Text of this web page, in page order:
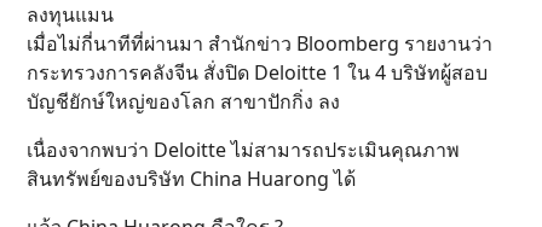
ลงทุนแมน
เมื่อไม่กี่นาทีที่ผ่านมา สำนักข่าว Bloomberg รายงานว่า
กระทรวงการคลังจีน สั่งปิด Deloitte 1 ใน 4 บริษัทผู้สอบ
บัญชียักษ์ใหญ่ของโลก สาขาปักกิ่ง ลง
เนื่องจากพบว่า Deloitte ไม่สามารถประเมินคุณภาพ
สินทรัพย์ของบริษัท China Huarong ได้